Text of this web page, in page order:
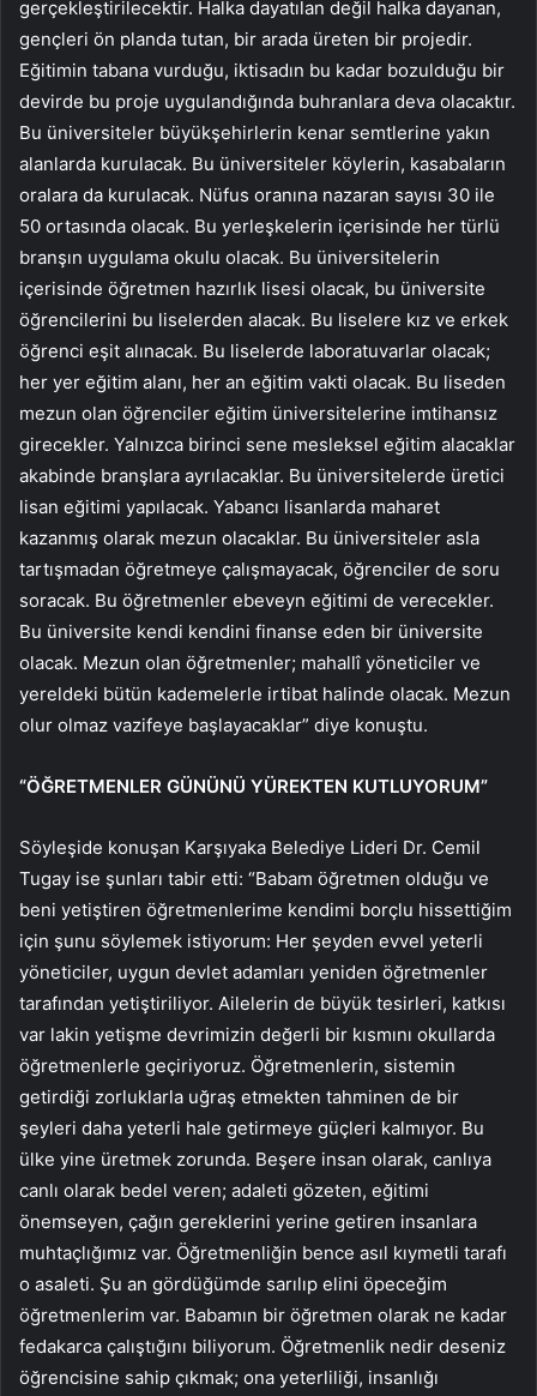
gerçekleştirilecektir. Halka dayatılan değil halka dayanan,
gençleri ön planda tutan, bir arada üreten bir projedir.
Eğitimin tabana vurduğu, iktisadın bu kadar bozulduğu bir
devirde bu proje uygulandığında buhranlara deva olacaktır.
Bu üniversiteler büyükşehirlerin kenar semtlerine yakın
alanlarda kurulacak. Bu üniversiteler köylerin, kasabaların
oralara da kurulacak. Nüfus oranına nazaran sayısı 30 ile
50 ortasında olacak. Bu yerleşkelerin içerisinde her türlü
branşın uygulama okulu olacak. Bu üniversitelerin
içerisinde öğretmen hazırlık lisesi olacak, bu üniversite
öğrencilerini bu liselerden alacak. Bu liselere kız ve erkek
öğrenci eşit alınacak. Bu liselerde laboratuvarlar olacak;
her yer eğitim alanı, her an eğitim vakti olacak. Bu liseden
mezun olan öğrenciler eğitim üniversitelerine imtihansız
girecekler. Yalnızca birinci sene mesleksel eğitim alacaklar
akabinde branşlara ayrılacaklar. Bu üniversitelerde üretici
lisan eğitimi yapılacak. Yabancı lisanlarda maharet
kazanmış olarak mezun olacaklar. Bu üniversiteler asla
tartışmadan öğretmeye çalışmayacak, öğrenciler de soru
soracak. Bu öğretmenler ebeveyn eğitimi de verecekler.
Bu üniversite kendi kendini finanse eden bir üniversite
olacak. Mezun olan öğretmenler; mahallî yöneticiler ve
yereldeki bütün kademelerle irtibat halinde olacak. Mezun
olur olmaz vazifeye başlayacaklar” diye konuştu.
“ÖĞRETMENLER GÜNÜNÜ YÜREKTEN KUTLUYORUM”
Söyleşide konuşan Karşıyaka Belediye Lideri Dr. Cemil
Tugay ise şunları tabir etti: “Babam öğretmen olduğu ve
beni yetiştiren öğretmenlerime kendimi borçlu hissettiğim
için şunu söylemek istiyorum: Her şeyden evvel yeterli
yöneticiler, uygun devlet adamları yeniden öğretmenler
tarafından yetiştiriliyor. Ailelerin de büyük tesirleri, katkısı
var lakin yetişme devrimizin değerli bir kısmını okullarda
öğretmenlerle geçiriyoruz. Öğretmenlerin, sistemin
getirdiği zorluklarla uğraş etmekten tahminen de bir
şeyleri daha yeterli hale getirmeye güçleri kalmıyor. Bu
ülke yine üretmek zorunda. Beşere insan olarak, canlıya
canlı olarak bedel veren; adaleti gözeten, eğitimi
önemseyen, çağın gereklerini yerine getiren insanlara
muhtaçlığımız var. Öğretmenliğin bence asıl kıymetli tarafı
o asaleti. Şu an gördüğümde sarılıp elini öpeceğim
öğretmenlerim var. Babamın bir öğretmen olarak ne kadar
fedakarca çalıştığını biliyorum. Öğretmenlik nedir deseniz
öğrencisine sahip çıkmak; ona yeterliliği, insanlığı